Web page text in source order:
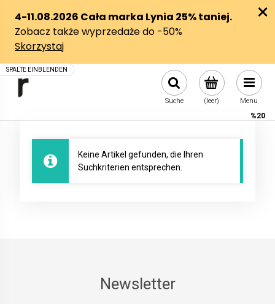
(leer)
Suche Menu
%20
Keine Artikel gefunden, die Ihren
Suchkriterien entsprechen.
Newsletter